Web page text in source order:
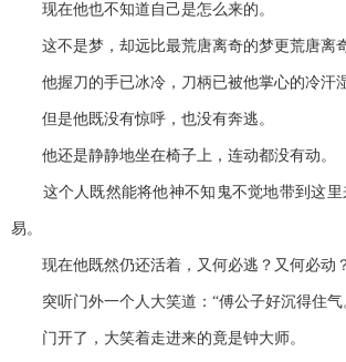
现在他也不知道自己是怎么来的。
这不是梦，却远比最荒唐离奇的梦更荒唐离奇
他握刀的手已冰冷，刀柄已被他掌心的冷汗湿
但是他既没有惊呼，也没有奔逃。
他还是静静地坐在椅子上，连动都没有动。
这个人既然能将他神不知鬼不觉地带到这里
易。
现在他既然仍还活着，又何必逃？又何必动
突听门外一个人大笑道：“傅公子好沉得住气
门开了，大笑着走进来的竟是钟大师。